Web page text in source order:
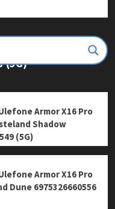
20 Pro 8/256Gb
(5G)
Armor X16 Pro
Shadow
(5G)
Armor X16 Pro
Dune 6975326660556